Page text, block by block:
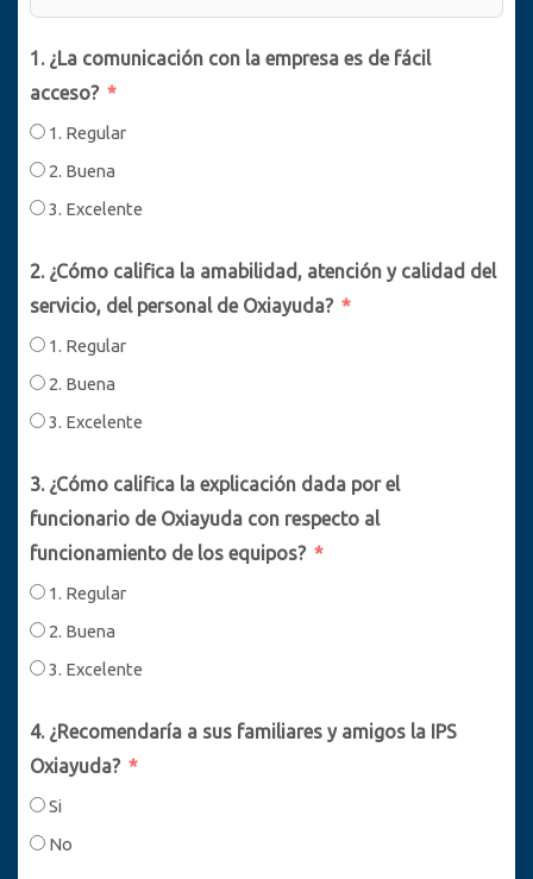
1. ¿La comunicación con la empresa es de fácil
acceso?
1. Regular
2. Buena
3. Excelente
2. ¿Cómo califica la amabilidad, atención y calidad del
servicio, del personal de Oxiayuda?
1. Regular
2. Buena
3. Excelente
3. ¿Cómo califica la explicación dada por el
funcionario de Oxiayuda con respecto al
funcionamiento de los equipos?
1. Regular
2. Buena
3. Excelente
4. ¿Recomendaría a sus familiares y amigos la IPS
Oxiayuda?
Si
No